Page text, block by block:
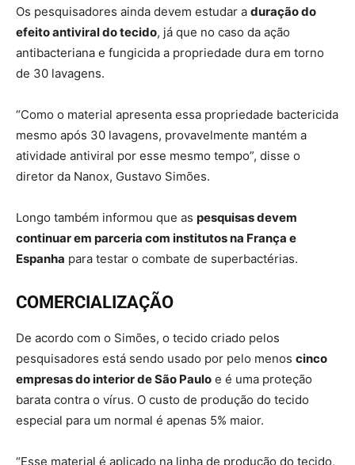
Os pesquisadores ainda devem estudar a duração do
efeito antiviral do tecido, já que no caso da ação
antibacteriana e fungicida a propriedade dura em torno
de 30 lavagens.
“Como o material apresenta essa propriedade bactericida
mesmo após 30 lavagens, provavelmente mantém a
atividade antiviral por esse mesmo tempo”, disse o
diretor da Nanox, Gustavo Simões.
Longo também informou que as pesquisas devem
continuar em parceria com institutos na França e
Espanha para testar o combate de superbactérias.
COMERCIALIZAÇÃO
De acordo com o Simões, o tecido criado pelos
pesquisadores está sendo usado por pelo menos cinco
empresas do interior de São Paulo e é uma proteção
barata contra o vírus. O custo de produção do tecido
especial para um normal é apenas 5% maior.
“Esse material é aplicado na linha de produção do tecido,